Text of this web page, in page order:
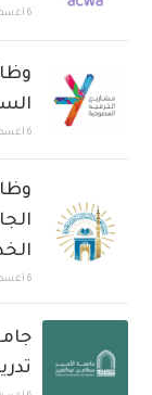
6 أغسطس، 2026
6 أغسطس، 2026
6 أغسطس، 2026